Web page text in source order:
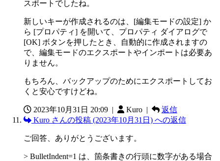
スポートでしたね。
新しいキーが作成されるのは、[編集モードの設定] か
ら [プロパティ] を開いて、プロパティ ダイアログで
[OK] ボタンを押したとき、自動的に作成されますの
で、編集モードのエクスポートやインポートは必要あ
りません。
もちろん、バックアップのためにエクスポートしてお
くと安心ですけどね。
2023年10月31日 20:09 | Kuro |
返信
Kuro さんの投稿 (2023年10月31日) への返信
ご回答、ありがとうございます。
> BulletIndent=1 は、箇条書きの行頭に数字がある場合